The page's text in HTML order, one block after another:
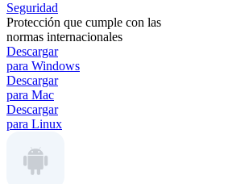
Seguridad
Protección que cumple con las
normas internacionales
Descargar
para Windows
Descargar
para Mac
Descargar
para Linux